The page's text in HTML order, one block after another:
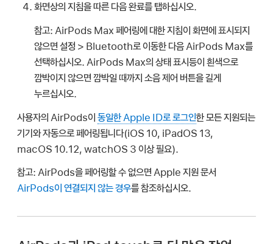
화면상의 지침을 따른 다음 완료를 탭하십시오.
참고: AirPods Max 페어링에 대한 지침이 화면에 표시되지
않으면 설정 > Bluetooth로 이동한 다음 AirPods Max를
선택하십시오. AirPods Max의 상태 표시등이 흰색으로
깜박이지 않으면 깜박일 때까지 소음 제어 버튼을 길게
누르십시오.
사용자의 AirPods이 동일한 Apple ID로 로그인한 모든 지원되는
기기와 자동으로 페어링됩니다(iOS 10, iPadOS 13,
macOS 10.12, watchOS 3 이상 필요).
참고: AirPods을 페어링할 수 없으면 Apple 지원 문서
AirPods이 연결되지 않는 경우를 참조하십시오.